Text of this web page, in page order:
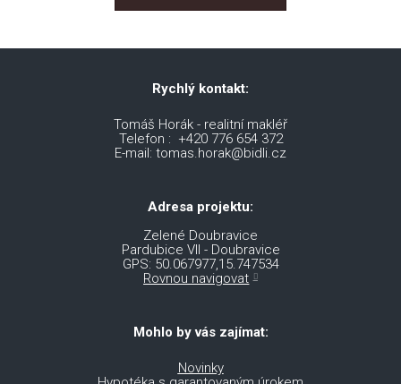
Rychlý kontakt:
Tomáš Horák - realitní makléř
Telefon : +420 776 654 372
E-mail: tomas.horak@bidli.cz
Adresa projektu:
Zelené Doubravice
Pardubice VII - Doubravice
GPS: 50.067977,15.747534
Rovnou navigovat
Mohlo by vás zajímat:
Novinky